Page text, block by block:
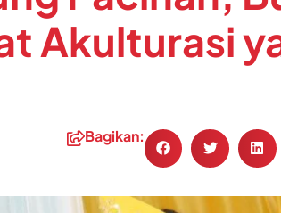
Akulturasi
Bagikan: